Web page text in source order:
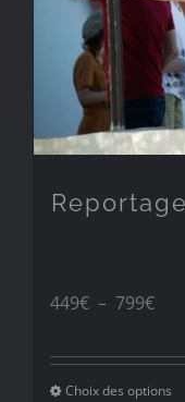
449€ – 799€Plage
prix :
Choix des options